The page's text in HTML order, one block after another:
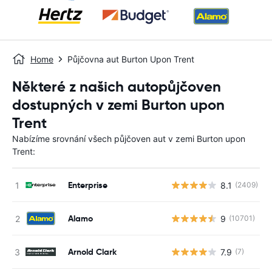
Home Půjčovna aut Burton Upon Trent
Některé z našich autopůjčoven
dostupných v zemi Burton upon
Trent
Nabízíme srovnání všech půjčoven aut v zemi Burton upon
Trent:
Enterprise 8.1 (2409)
Alamo 9 (10701)
Arnold Clark 7.9 (7)